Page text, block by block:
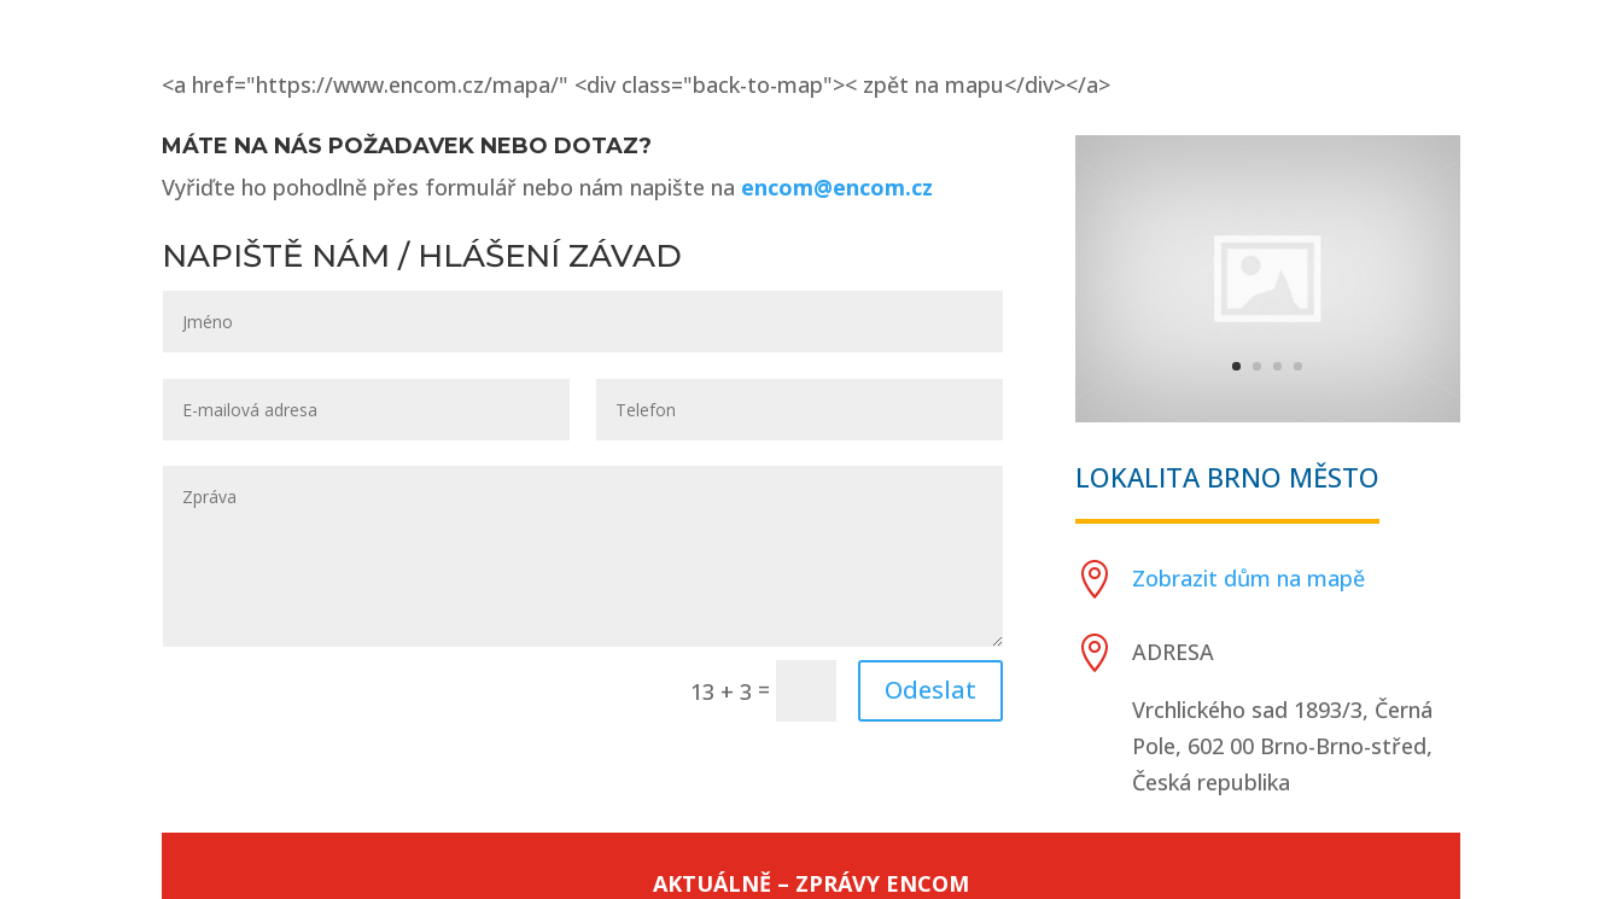
<a href="https://www.encom.cz/mapa/" <div class="back-to-map">< zpět na mapu</div></a>
MÁTE NA NÁS POŽADAVEK NEBO DOTAZ?
Vyřiďte ho pohodlně přes formulář nebo nám napište na encom@encom.cz
NAPIŠTĚ NÁM / HLÁŠENÍ ZÁVAD
13 + 3 = Odeslat
LOKALITA BRNO MĚSTO
 Zobrazit dům na mapě

ADRESA
Vrchlického sad 1893/3, Černá
Pole, 602 00 Brno-Brno-střed,
Česká republika
AKTUÁLNĚ – ZPRÁVY ENCOM